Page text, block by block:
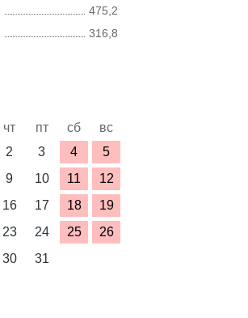
475,2
316,8
чт пт сб
вс
2 3 4
5
9 10 11
12
16 17 18
19
23 24 25
26
30 31